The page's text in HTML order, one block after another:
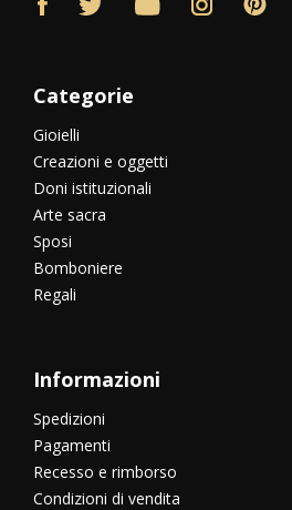
Categorie
Gioielli
Creazioni e oggetti
Doni istituzionali
Arte sacra
Sposi
Bomboniere
Regali
Informazioni
Spedizioni
Pagamenti
Recesso e rimborso
Condizioni di vendita